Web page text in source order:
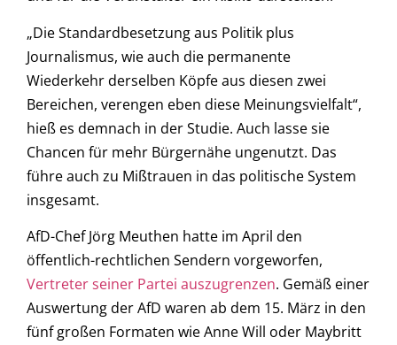
„Die Standardbesetzung aus Politik plus
Journalismus, wie auch die permanente
Wiederkehr derselben Köpfe aus diesen zwei
Bereichen, verengen eben diese Meinungsvielfalt“,
hieß es demnach in der Studie. Auch lasse sie
Chancen für mehr Bürgernähe ungenutzt. Das
führe auch zu Mißtrauen in das politische System
insgesamt.
AfD-Chef Jörg Meuthen hatte im April den
öffentlich-rechtlichen Sendern vorgeworfen,
Vertreter seiner Partei auszugrenzen. Gemäß einer
Auswertung der AfD waren ab dem 15. März in den
fünf großen Formaten wie Anne Will oder Maybritt